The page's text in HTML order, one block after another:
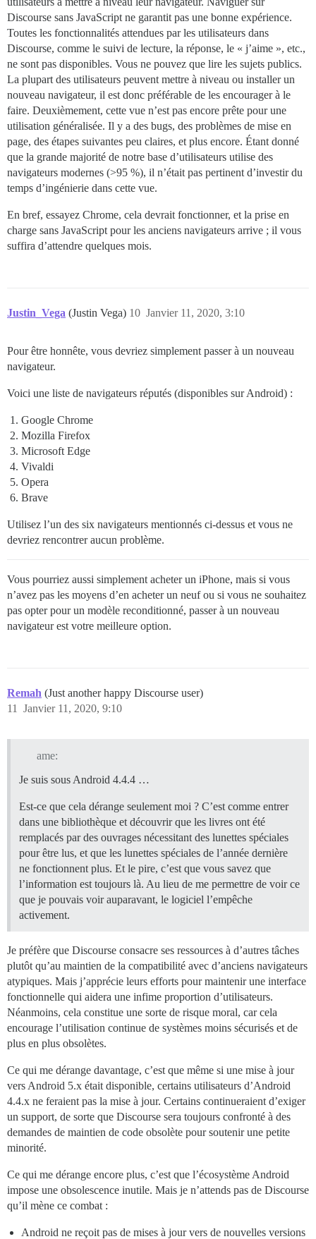
Discourse sans JavaScript ne garantit pas une bonne expérience.
Toutes les fonctionnalités attendues par les utilisateurs dans
Discourse, comme le suivi de lecture, la réponse, le « j’aime », etc.,
ne sont pas disponibles. Vous ne pouvez que lire les sujets publics.
La plupart des utilisateurs peuvent mettre à niveau ou installer un
nouveau navigateur, il est donc préférable de les encourager à le
faire. Deuxièmement, cette vue n’est pas encore prête pour une
utilisation généralisée. Il y a des bugs, des problèmes de mise en
page, des étapes suivantes peu claires, et plus encore. Étant donné
que la grande majorité de notre base d’utilisateurs utilise des
navigateurs modernes (>95 %), il n’était pas pertinent d’investir du
temps d’ingénierie dans cette vue.
En bref, essayez Chrome, cela devrait fonctionner, et la prise en
charge sans JavaScript pour les anciens navigateurs arrive ; il vous
suffira d’attendre quelques mois.
Justin_Vega (Justin Vega) Janvier 11, 2020, 3:10
10
Pour être honnête, vous devriez simplement passer à un nouveau
navigateur.
Voici une liste de navigateurs réputés (disponibles sur Android) :
Google Chrome
Mozilla Firefox
Microsoft Edge
Vivaldi
Opera
Brave
Utilisez l’un des six navigateurs mentionnés ci-dessus et vous ne
devriez rencontrer aucun problème.
Vous pourriez aussi simplement acheter un iPhone, mais si vous
n’avez pas les moyens d’en acheter un neuf ou si vous ne souhaitez
pas opter pour un modèle reconditionné, passer à un nouveau
navigateur est votre meilleure option.
Remah (Just another happy Discourse user)
Janvier 11, 2020, 9:10
11
ame:
Je suis sous Android 4.4.4 …
Est-ce que cela dérange seulement moi ? C’est comme entrer
dans une bibliothèque et découvrir que les livres ont été
remplacés par des ouvrages nécessitant des lunettes spéciales
pour être lus, et que les lunettes spéciales de l’année dernière
ne fonctionnent plus. Et le pire, c’est que vous savez que
l’information est toujours là. Au lieu de me permettre de voir ce
que je pouvais voir auparavant, le logiciel l’empêche
activement.
Je préfère que Discourse consacre ses ressources à d’autres tâches
plutôt qu’au maintien de la compatibilité avec d’anciens navigateurs
atypiques. Mais j’apprécie leurs efforts pour maintenir une interface
fonctionnelle qui aidera une infime proportion d’utilisateurs.
Néanmoins, cela constitue une sorte de risque moral, car cela
encourage l’utilisation continue de systèmes moins sécurisés et de
plus en plus obsolètes.
Ce qui me dérange davantage, c’est que même si une mise à jour
vers Android 5.x était disponible, certains utilisateurs d’Android
4.4.x ne feraient pas la mise à jour. Certains continueraient d’exiger
un support, de sorte que Discourse sera toujours confronté à des
demandes de maintien de code obsolète pour soutenir une petite
minorité.
Ce qui me dérange encore plus, c’est que l’écosystème Android
impose une obsolescence inutile. Mais je n’attends pas de Discourse
qu’il mène ce combat :
Android ne reçoit pas de mises à jour vers de nouvelles versions